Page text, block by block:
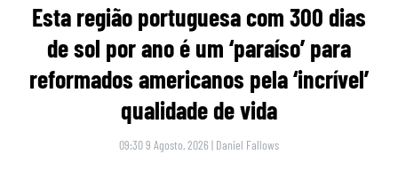
Esta região portuguesa com 300 dias
de sol por ano é um ‘paraíso’ para
reformados americanos pela ‘incrível’
qualidade de vida
09:30 9 Agosto, 2026 | Daniel Fallows